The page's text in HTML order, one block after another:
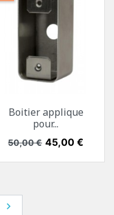
Boitier applique
pour...
Prix de base
50,00 € Prix
45,00 €
Suivant
